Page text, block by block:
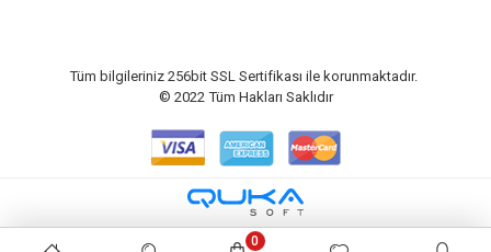
Tüm bilgileriniz 256bit SSL Sertifikası ile korunmaktadır.
© 2022 Tüm Hakları Saklıdır
0